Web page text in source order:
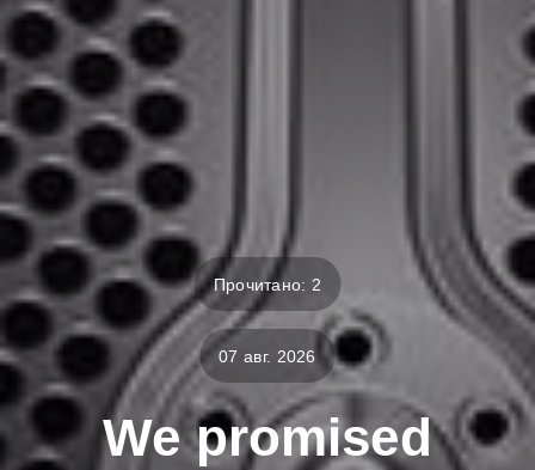
Прочитано: 2
07 авг. 2026
We promised